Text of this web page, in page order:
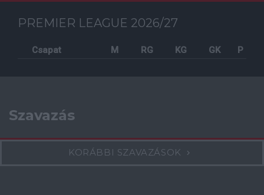
PREMIER LEAGUE 2026/27
Csapat M RG KG GK P
Szavazás
KORÁBBI SZAVAZÁSOK